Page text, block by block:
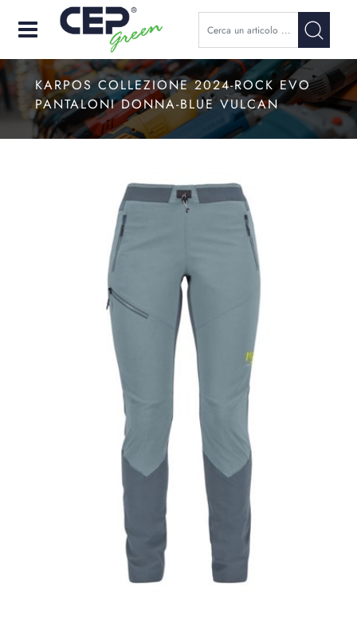
Open
KARPOS COLLEZIONE 2024-ROCK EVO
PANTALONI DONNA-BLUE VULCAN